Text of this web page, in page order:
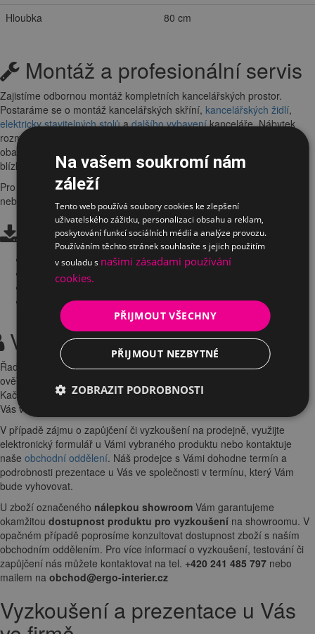
Hloubka 80 cm
Montáž a profesionální servis
Zajistíme odbornou montáž kompletních kancelářských prostor.
Postaráme se o montáž kancelářských skříní, kancelářských židlí,
elektricky stavitelných stolůadalšího vybaveníkanceláře. Nábytek
rozmístíme na jednotlivá pracovní stanoviště a zajistíme likvidaci
obalového materiálu. Montáže kusových položek pouze v Praze a
blízkém okolí.
Pro více informací nás kontaktujte na telefoním čísle:
nebo emailem na
obchod@ergo-interier.cz
Ke stažení
stoly Hobis.pdf
skříně Hobis.pdf
zásuvkové panely Hobis.pdf
Vyzkoušení a zapůjčení
Řadu výrobků si před zakoupením můžete nezávazně vyzkoušet a
ověřit si jejich vlastnosti v naší kamenné
Kačerov.
Židleavýškově stavitelný stůlVám rádi odprezentujeme u
Vás ve firmě a v případě zájmu zapůjčíme na pár dní k testování.
V případě zájmu o zapůjčení či vyzkoušení na prodejně, využijte
elektronický formulář u Vámi vybraného produktu nebo kontaktuje
naše obchodní oddělení. Náš prodejce s Vámi dohodne termín a
podrobnosti prezentace u Vás ve společnosti v termínu, který Vám
bude vyhovovat.
U zboží označeného nálepkou showroom Vám garantujeme
okamžitou dostupnost produktu pro vyzkoušení na showroomu. V
opačném případě poprosíme konzultovat dostupnost zboží s naším
obchodním oddělením. Pro více informací o vyzkoušení, testování či
zapůjčení nás můžete kontaktovat na tel. +420 241 485 797 nebo
mailem na obchod@ergo-interier.cz
Vyzkoušení a prezentace u Vás
Na vašem soukromí nám
záleží
Tento web používá soubory cookies ke zlepšení
uživatelského zážitku, personalizaci obsahu a reklam,
poskytování funkcí sociálních médií a analýze provozu.
Používáním těchto stránek souhlasíte s jejich použitím
v souladu s našimi zásadami používání
cookies.
PŘIJMOUT VŠECHNY
PŘIJMOUT NEZBYTNÉ
ZOBRAZIT PODROBNOSTI